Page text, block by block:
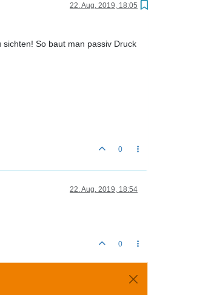
22. Aug. 2019, 18:05
So baut man passiv Druck
0
22. Aug. 2019, 18:54
0